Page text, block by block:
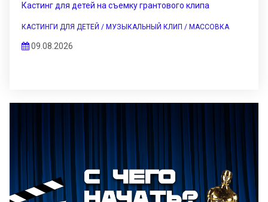
Кастинг для детей на съемку грантового клипа
КАСТИНГИ ДЛЯ ДЕТЕЙ / МУЗЫКАЛЬНЫЙ КЛИП / МАССОВКА
09.08.2026